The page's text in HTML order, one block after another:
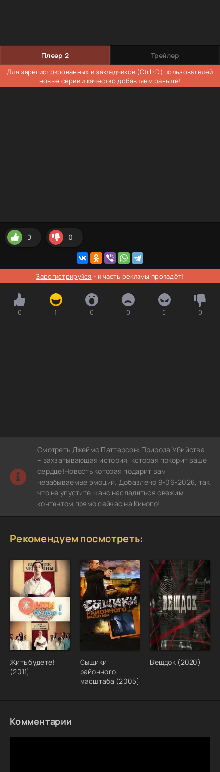
Плеер 2 Трейлер
Длязарегистрированных и закладчиков (Ctrl+D) пользователей
новые серии и качество добавляем раньше!
0 0
Зарегистрируйся - и часть рекламы пропадёт!
0 1 0 0 0 0
Смотреть Джеймс Паттерсон: Природа Убийства
– захватывающая история, которая покорит ваше
сердце!Новость которая подарит вам
незабываемые эмоции. Добавлено 9-06-2026, так
что не упустите шанс насладиться свежим
контентом прямо сейчас на Киного!
Рекомендуем посмотреть:
Жить будете!
(2011)
Сыщики
районного
масштаба (2005)
Вещдок (2020)
Комментарии